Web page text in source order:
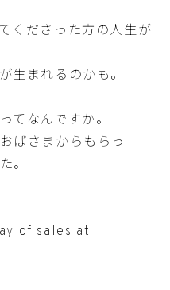
くださった方の人生が
生まれるのかも。
てなんですか。
ばさまからもらっ
。
of sales at